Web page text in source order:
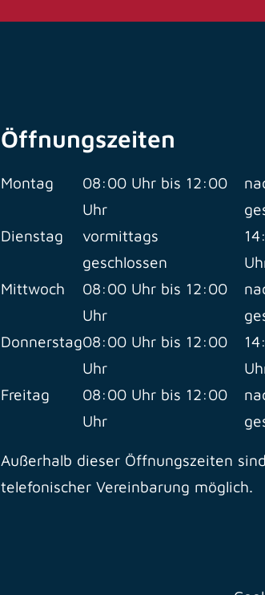
Öffnungszeiten
Montag
08:00 Uhr bis 12:00
Uhr
Dienstag
vormittags
geschlossen
Mittwoch
08:00 Uhr bis 12:00
Uhr
Donnerstag08:00 Uhr bis 12:00
Uhr
Freitag
08:00 Uhr bis 12:00
Uhr
Außerhalb dieser Öffnungszeiten
telefonischer Vereinbarung möglich.